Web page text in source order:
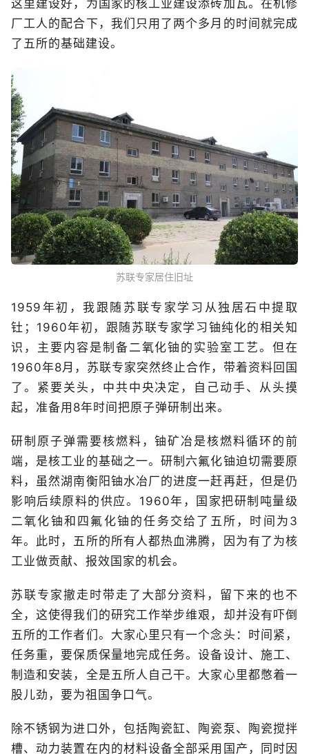
这里建设好，为国家的核工业建设添砖加瓦。在机修
厂工人的配合下，我们只用了两个多月的时间就完成
了五所的基础建设。
苏联专家居住旧址
1959年初，我跟随苏联专家学习从独居石中提取
钍；1960年初，跟随苏联专家学习铀纯化的相关知
识，主要内容是制备二氧化铀的实验室工艺。但在
1960年8月，苏联专家突然终止合作，带着资料回国
了。紧要关头，中共中央决定，自己动手、从头摸
起，准备用8年时间把原子弹研制出来。
研制原子弹需要核燃料，铀矿冶是核燃料循环的前
端，是核工业的基础之一。研制六氟化铀迫切需要原
料，虽然湖南衡阳铀水冶厂的进度一赶再赶，但是仍
影响后续原料的供应。1960年，国家把研制吨量级
二氧化铀和四氟化铀的任务交给了五所，时间为3
年。此时，五所的所有人都热血沸腾，因为有了为核
工业做贡献、报效国家的机会。
苏联专家撤走时带走了大部分资料，留下来的也不
全，这使得我们的研究工作举步维艰，却并没有吓倒
五所的工作者们。大家心里只有一个念头：时间紧，
任务重，要保质保量地完成任务。设备设计、施工、
制造和安装，全是五所人自己干。大家心里都憋着一
股儿劲，要为祖国争口气。
除不锈钢为进口外，包括陶瓷缸、陶瓷泵、陶瓷搅拌
槽、动力装置在内的材料设备全部采用国产，同时因